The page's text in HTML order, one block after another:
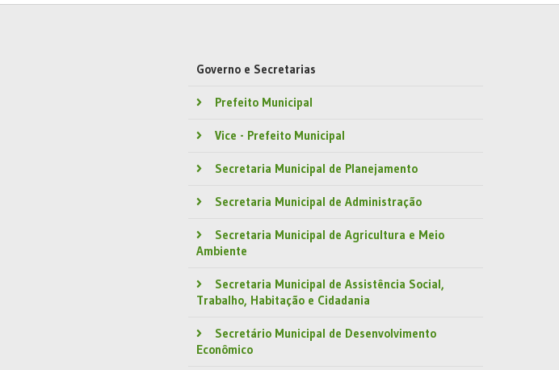
Governo e Secretarias
Prefeito Municipal
Vice - Prefeito Municipal
Secretaria Municipal de Planejamento
Secretaria Municipal de Administração
Secretaria Municipal de Agricultura e Meio
Ambiente
Secretaria Municipal de Assistência Social,
Trabalho, Habitação e Cidadania
Secretário Municipal de Desenvolvimento
Econômico